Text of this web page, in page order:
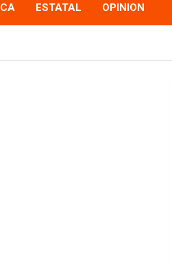
ESTATAL OPINION